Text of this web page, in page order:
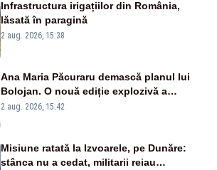
Infrastructura irigațiilor din România,
lăsată în paragină
2 aug. 2026, 15:38
Ana Maria Păcuraru demască planul lui
Bolojan. O nouă ediție explozivă a
emisiunii „Miza Zilei” la Realitatea PLUS
2 aug. 2026, 15:42
Misiune ratată la Izvoarele, pe Dunăre:
stânca nu a cedat, militarii reiau